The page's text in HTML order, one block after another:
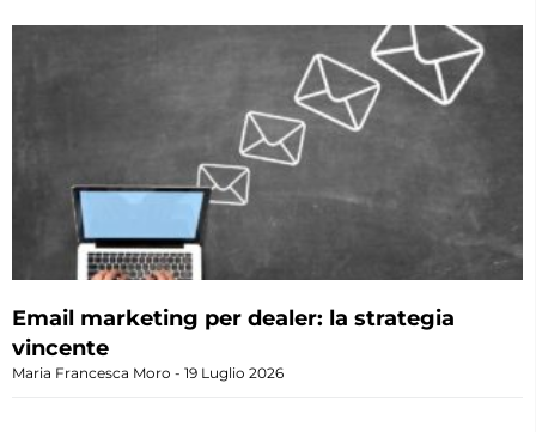
Email marketing per dealer: la strategia
vincente
Maria Francesca Moro 19 Luglio 2026